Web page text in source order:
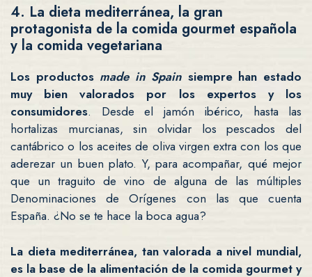
4. La dieta mediterránea, la gran
protagonista de la comida gourmet española
y la comida vegetariana
Los productos made in Spain siempre han estado
muy bien valorados por los expertos y los
consumidores. Desde el jamón ibérico, hasta las
hortalizas murcianas, sin olvidar los pescados del
cantábrico o los aceites de oliva virgen extra con los que
aderezar un buen plato. Y, para acompañar, qué mejor
que un traguito de vino de alguna de las múltiples
Denominaciones de Orígenes con las que cuenta
España. ¿No se te hace la boca agua?
La dieta mediterránea, tan valorada a nivel mundial,
es la base de la alimentación de la comida gourmet y